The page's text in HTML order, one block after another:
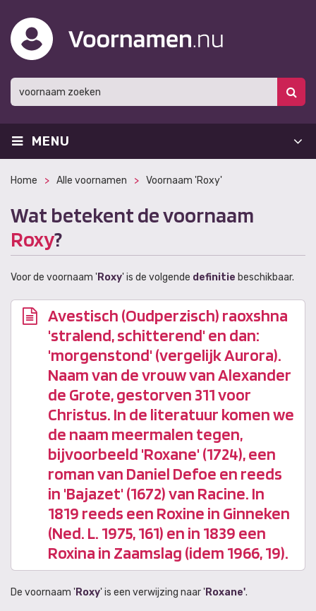
MENU
Home Alle voornamen Voornaam 'Roxy'
Wat betekent de voornaam
Roxy?
Voor de voornaam 'Roxy' is de volgende definitie beschikbaar.
Avestisch (Oudperzisch) raoxshna
'stralend, schitterend' en dan:
'morgenstond' (vergelijk Aurora).
Naam van de vrouw van Alexander
de Grote, gestorven 311 voor
Christus. In de literatuur komen we
de naam meermalen tegen,
bijvoorbeeld 'Roxane' (1724), een
roman van Daniel Defoe en reeds
in 'Bajazet' (1672) van Racine. In
1819 reeds een Roxine in Ginneken
(Ned. L. 1975, 161) en in 1839 een
Roxina in Zaamslag (idem 1966, 19).
De voornaam 'Roxy' is een verwijzing naar 'Roxane'.